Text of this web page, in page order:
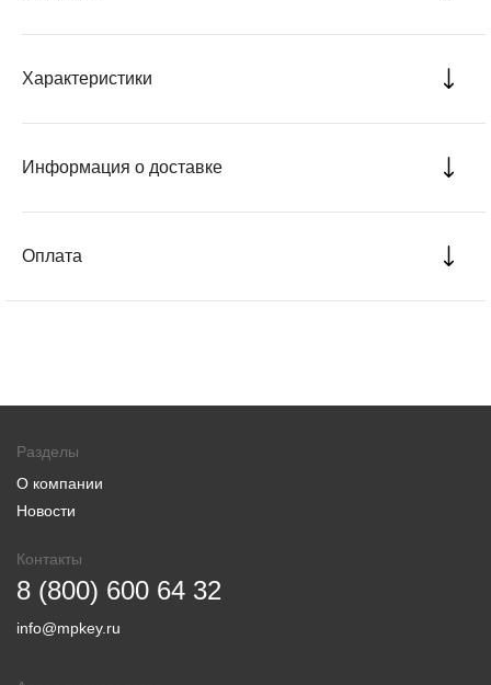
Характеристики
Информация о доставке
Оплата
Разделы
О компании
Новости
Контакты
8 (800) 600 64 32
info@mpkey.ru